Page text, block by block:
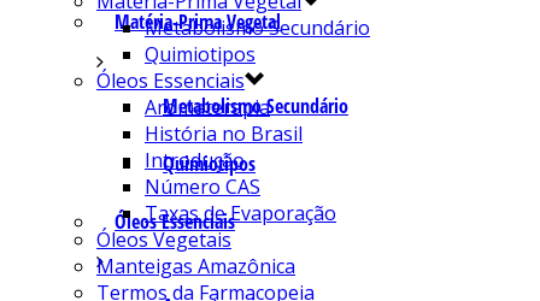
Matéria-Prima Vegetal
Metabolismo Secundário
Quimiotipos
Óleos Essenciais
Metabolismo Secundário
Quimiotipos
Óleos Essenciais
Aromaterapia
História no Brasil
Introdução
Número CAS
Taxas de Evaporação
Óleos Vegetais
Manteigas Amazônica
Termos da Farmacopeia